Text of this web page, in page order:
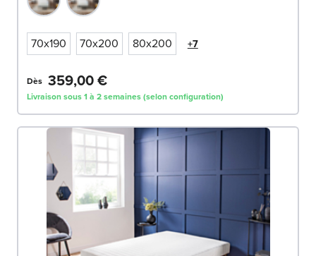
70x190 70x200 80x200 +7
Dès 359,00 €
Livraison sous 1 à 2 semaines (selon configuration)